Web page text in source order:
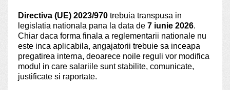
Directiva (UE) 2023/970 trebuia transpusa in
legislatia nationala pana la data de 7 iunie 2026.
Chiar daca forma finala a reglementarii nationale nu
este inca aplicabila, angajatorii trebuie sa inceapa
pregatirea interna, deoarece noile reguli vor modifica
modul in care salariile sunt stabilite, comunicate,
justificate si raportate.